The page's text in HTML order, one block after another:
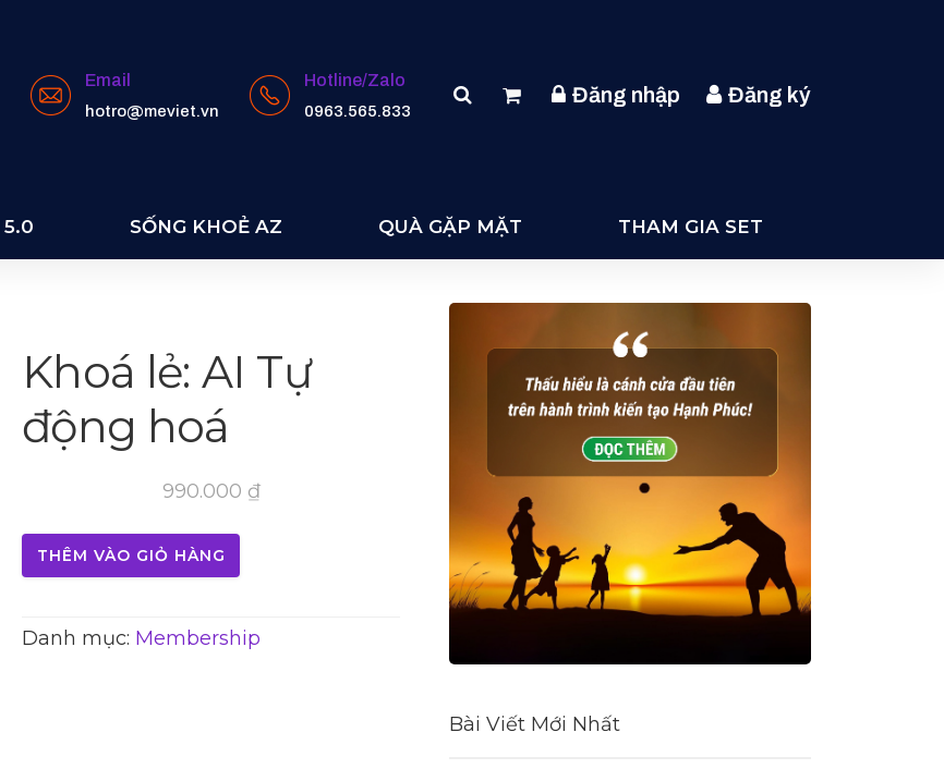
Email
hotro@meviet.vn
Hotline/Zalo
0963.565.833
Đăng nhập Đăng ký
5.0 SỐNG KHOẺ AZ QUÀ GẶP MẶT THAM GIA SET
Khoá lẻ: AI Tự
động hoá
990.000 ₫
THÊM VÀO GIỎ HÀNG
Danh mục: Membership
Bài Viết Mới Nhất